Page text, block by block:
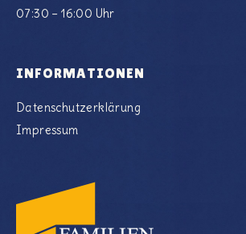
07:30 – 16:00 Uhr
INFORMATIONEN
Datenschutzerklärung
Impressum